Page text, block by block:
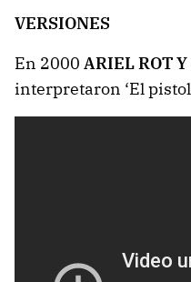
VERSIONES
En 2000 ARIEL ROT
interpretaron ‘El